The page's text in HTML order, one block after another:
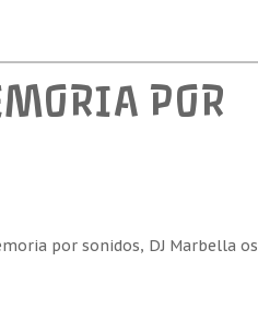
POR
por sonidos, DJ Marbella os